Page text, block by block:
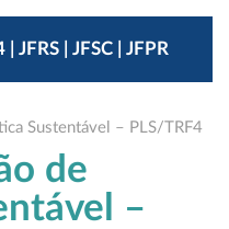
| JFRS | JFSC | JFPR
Sustentável – PLS/TRF4
de
–